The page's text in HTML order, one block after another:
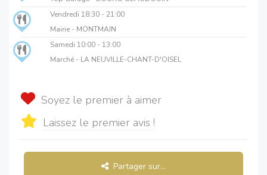
Vendredi 18:30 - 21:00
Mairie - MONTMAIN
Samedi 10:00 - 13:00
Marché - LA NEUVILLE-CHANT-D'OISEL
Soyez le premier à aimer
Laissez le premier avis !
Partager sur...